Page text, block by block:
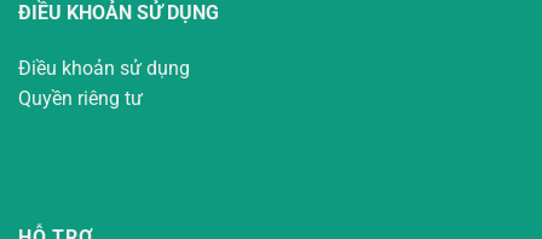
ĐIỀU KHOẢN SỬ DỤNG
Điều khoản sử dụng
Quyền riêng tư